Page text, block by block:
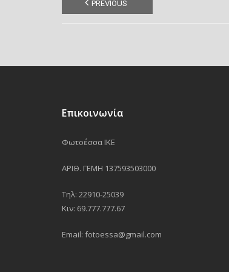
PREVIOUS
Επικοινωνία
Φωτοέσσα ΙΚΕ
ΑΡΙΘ. ΓΕΜΗ 137593503000
Τηλ: 22910-25039
Κιν: 69.777.777.67
Email: fotoessa@gmail.com